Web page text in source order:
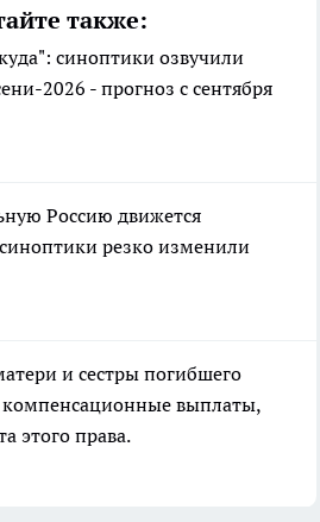
также:
синоптики озвучили
2026 - прогноз с сентября
Россию движется
резко изменили
и сестры погибшего
выплаты,
этого права.